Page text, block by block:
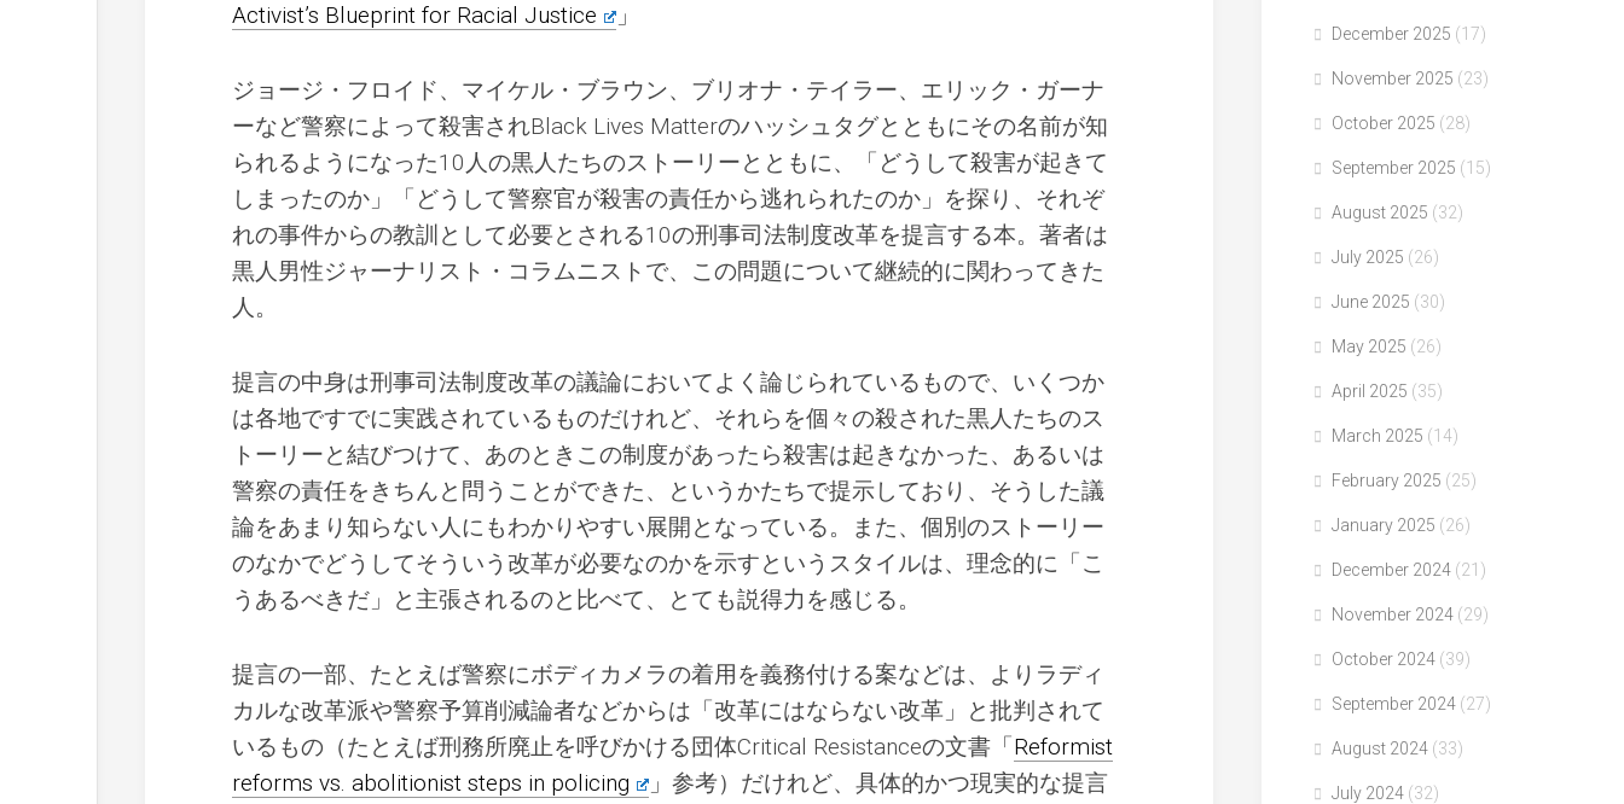
Activist’s Blueprint for Racial Justice
」
ジョージ・フロイド、マイケル・ブラウン、ブリオナ・テイラー、エリック・ガーナ
ーなど警察によって殺害されBlack Lives Matterのハッシュタグとともにその名前が知
られるようになった10人の黒人たちのストーリーとともに、「どうして殺害が起きて
しまったのか」「どうして警察官が殺害の責任から逃れられたのか」を探り、それぞ
れの事件からの教訓として必要とされる10の刑事司法制度改革を提言する本。著者は
黒人男性ジャーナリスト・コラムニストで、この問題について継続的に関わってきた
人。
提言の中身は刑事司法制度改革の議論においてよく論じられているもので、いくつか
は各地ですでに実践されているものだけれど、それらを個々の殺された黒人たちのス
トーリーと結びつけて、あのときこの制度があったら殺害は起きなかった、あるいは
警察の責任をきちんと問うことができた、というかたちで提示しており、そうした議
論をあまり知らない人にもわかりやすい展開となっている。また、個別のストーリー
のなかでどうしてそういう改革が必要なのかを示すというスタイルは、理念的に「こ
うあるべきだ」と主張されるのと比べて、とても説得力を感じる。
提言の一部、たとえば警察にボディカメラの着用を義務付ける案などは、よりラディ
カルな改革派や警察予算削減論者などからは「改革にはならない改革」と批判されて
いるもの（たとえば刑務所廃止を呼びかける団体Critical Resistanceの文書「Reformist
reforms vs. abolitionist steps in policing
」参考）だけれど、具体的かつ現実的な提言
December 2025 (17)
November 2025 (23)
October 2025 (28)
September 2025 (15)
August 2025 (32)
July 2025 (26)
June 2025 (30)
May 2025 (26)
April 2025 (35)
March 2025 (14)
February 2025 (25)
January 2025 (26)
December 2024 (21)
November 2024 (29)
October 2024 (39)
September 2024 (27)
August 2024 (33)
July 2024 (32)